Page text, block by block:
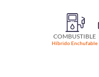
COMBUSTIBLE
Híbrido Enchufable